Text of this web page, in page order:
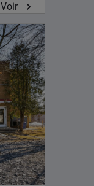
Voir